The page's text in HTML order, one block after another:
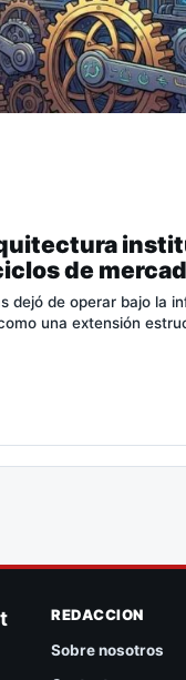
de
dejó de operar bajo la
una extensión
REDACCION
Sobre nosotros